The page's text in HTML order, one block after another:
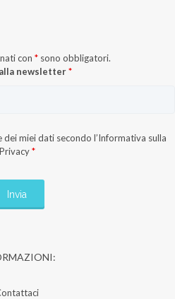
con * sono obbligatori.
newsletter*
dei miei dati secondo l’Informativa sulla
Privacy *